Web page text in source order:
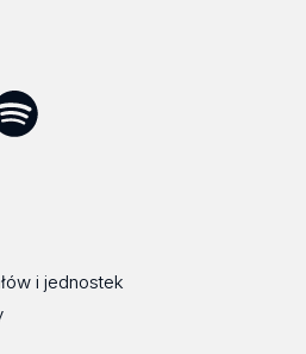
i jednostek